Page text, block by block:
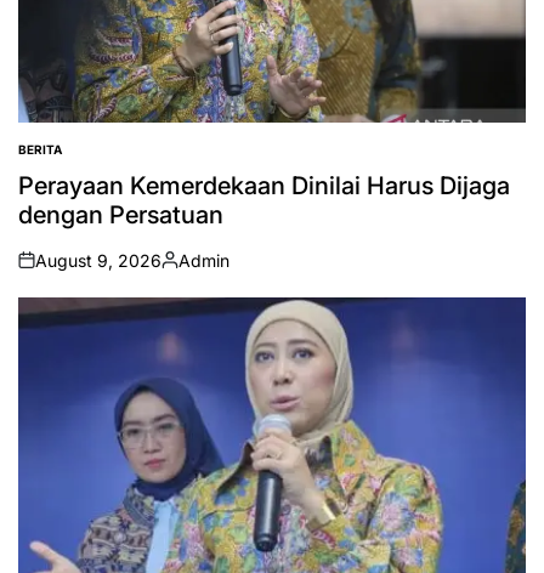
POSTED
IN
BERITA
Perayaan Kemerdekaan Dinilai Harus Dijaga
dengan Persatuan
on
August 9, 2026
Posted
by
Admin